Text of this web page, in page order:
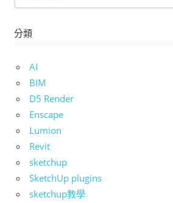
分類
AI
BIM
D5 Render
Enscape
Lumion
Revit
sketchup
SketchUp plugins
sketchup教學